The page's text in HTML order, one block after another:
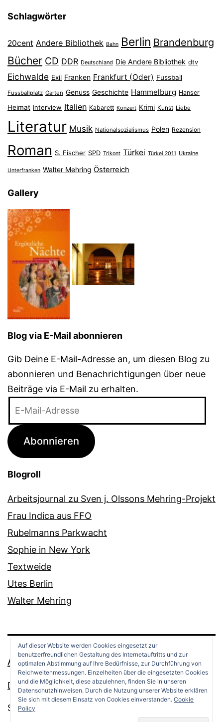
Schlagwörter
20cent Andere Bibliothek Bahn Berlin Brandenburg
Bücher CD DDR Deutschland Die Andere Bibliothek dtv
Eichwalde Exil Franken Frankfurt (Oder) Fussball
Fussballplatz Garten Genuss Geschichte Hammelburg Hanser
Heimat Interview Italien Kabarett Konzert Krimi Kunst Liebe
Literatur Musik Nationalsozialismus Polen Rezension
Roman S. Fischer SPD Trikont Türkei Türkei 2011 Ukraine
Unterfranken Walter Mehring Österreich
Gallery
Blog via E-Mail abonnieren
Gib Deine E-Mail-Adresse an, um diesen Blog zu
abonnieren und Benachrichtigungen über neue
Beiträge via E-Mail zu erhalten.
Adresse
Abonnieren
Blogroll
Arbeitsjournal zu Sven j. Olssons Mehring-Projekt
Frau Indica aus FFO
Rubelmanns Parkwacht
Sophie in New York
Textweide
Utes Berlin
Walter Mehring
ANDREAS OPPERMANN
Datenschutz
Stolz präsentiert von
Auf dieser Website werden Cookies eingesetzt zur
benutzerfreundlichen Gestaltung des Internetauftritts und zur
optimalen Abstimmung auf Ihre Bedürfnisse, zur Durchführung von
Reichweitenmessungen. Einzelheiten über die eingesetzten Cookies
und die Möglichkeit, diese abzulehnen, finden Sie in unseren
Datenschutzhinweisen. Durch die Nutzung unserer Website erklären
Sie sich mit diesem Einsatz von Cookies einverstanden. Cookie
Policy